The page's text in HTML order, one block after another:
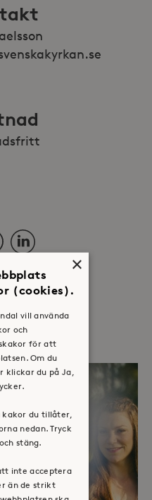
LinkedIn
×
(cookies).
vill använda
och
för att
Om du
klickar du på Ja,
kakor du tillåter,
nedan. Tryck
stäng.
inte acceptera
än de strikt